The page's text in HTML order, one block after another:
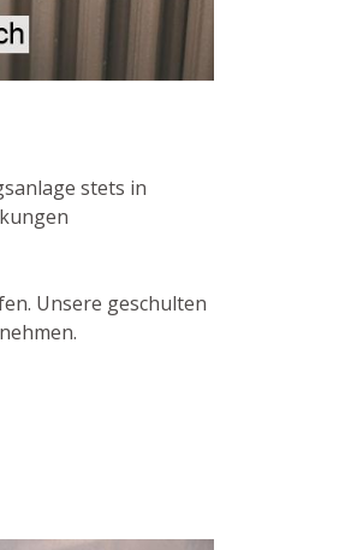
stets in
Unsere geschulten